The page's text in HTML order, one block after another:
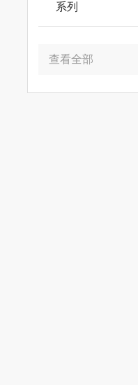
系列
查看全部